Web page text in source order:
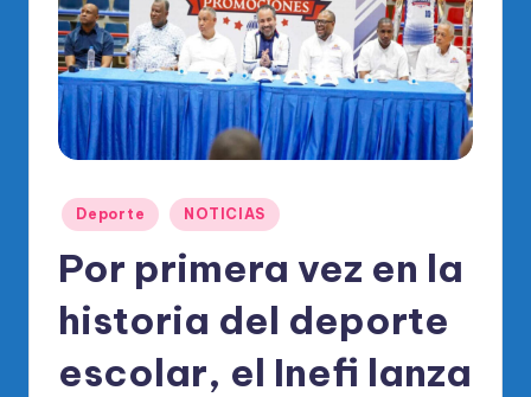
di
o
O
al
Publicado
en
Deporte NOTICIAS
Por primera vez en la
historia del deporte
escolar, el Inefi lanza